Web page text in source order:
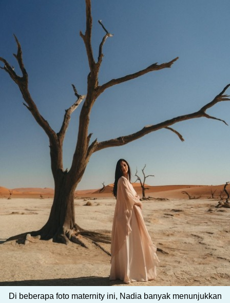
Di beberapa foto maternity ini, Nadia banyak menunjukkan